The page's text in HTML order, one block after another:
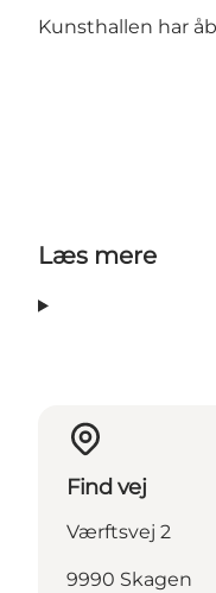
Kunsthallen har
Læs mere
Find vej
Værftsvej 2
9990 Skagen